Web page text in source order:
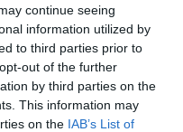
continue seeing
information utilized by
to third parties prior to
out of the further
by third parties on the
This information may
on the IAB’s List of
n’hi haurà?
els
incertesa vaig